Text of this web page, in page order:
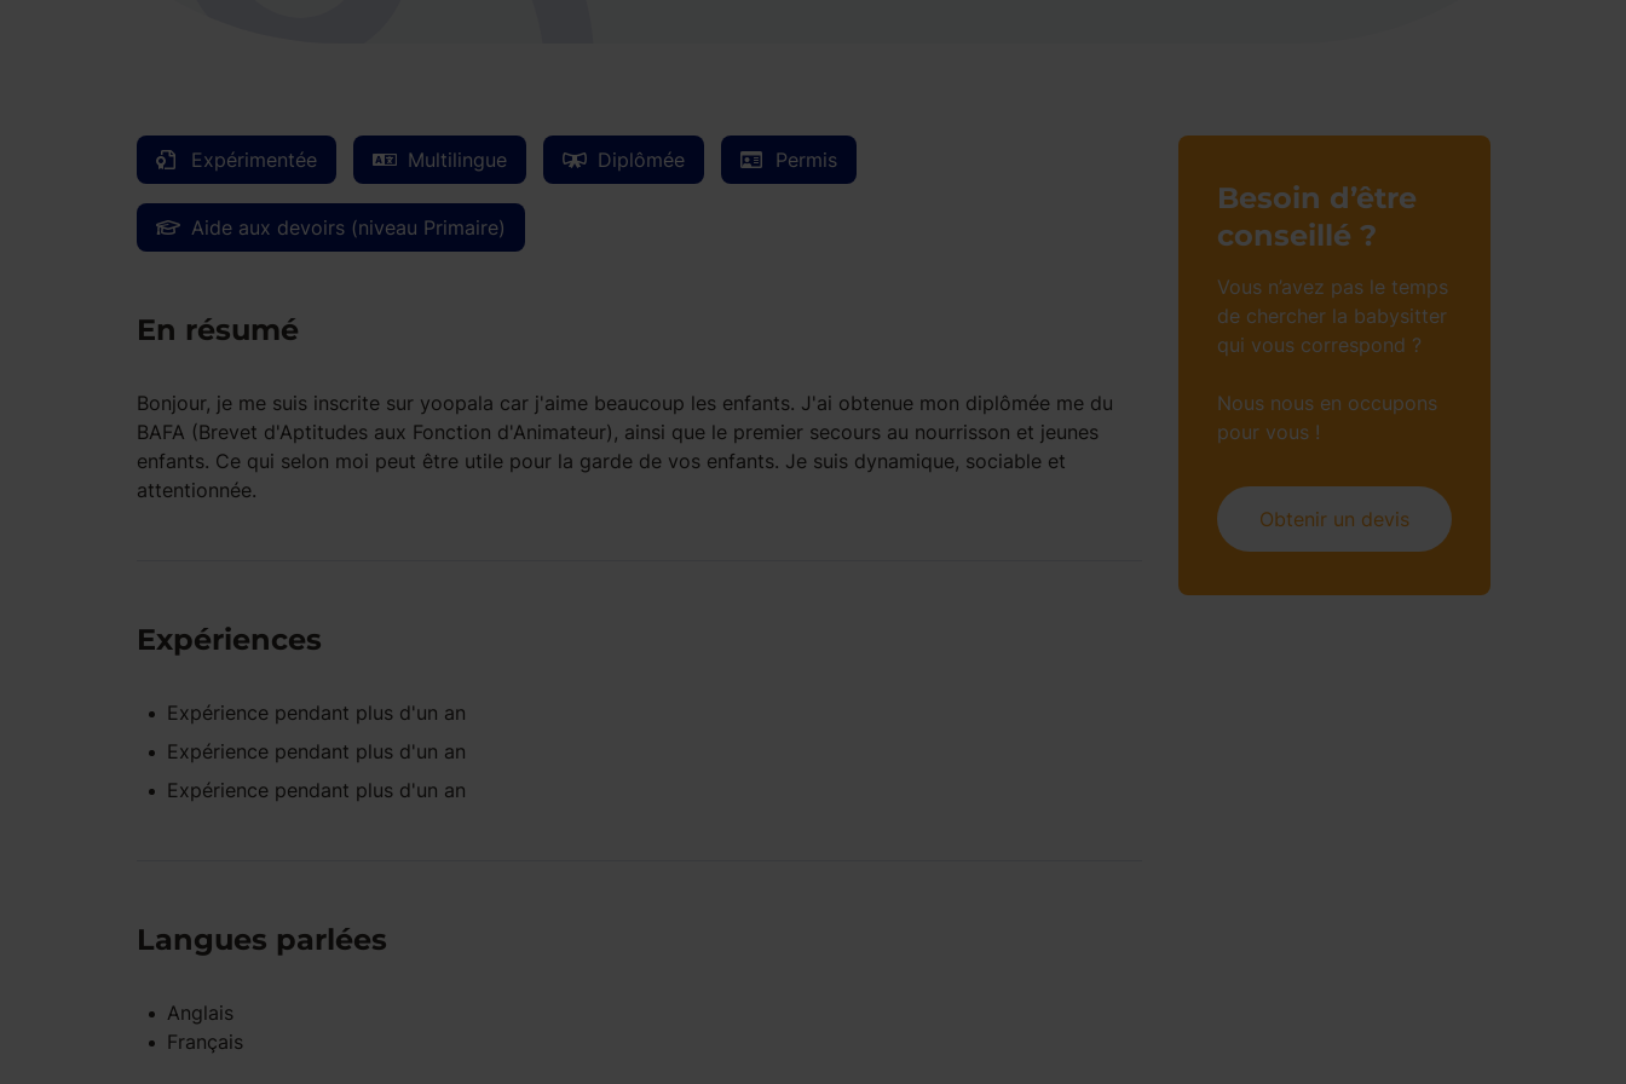
Expérimentée Multilingue Diplômée Permis
Aide aux devoirs (niveau Primaire)
En résumé
Bonjour, je me suis inscrite sur yoopala car j'aime beaucoup les enfants. J'ai obtenue mon diplômée me du
BAFA (Brevet d'Aptitudes aux Fonction d'Animateur), ainsi que le premier secours au nourrisson et jeunes
enfants. Ce qui selon moi peut être utile pour la garde de vos enfants. Je suis dynamique, sociable et
attentionnée.
Expériences
Expérience pendant plus d'un an
Expérience pendant plus d'un an
Expérience pendant plus d'un an
Langues parlées
Anglais
Français
Besoin d’être
conseillé ?
Vous n’avez pas le temps
de chercher la babysitter
qui vous correspond ?
Nous nous en occupons
pour vous !
Obtenir un devis